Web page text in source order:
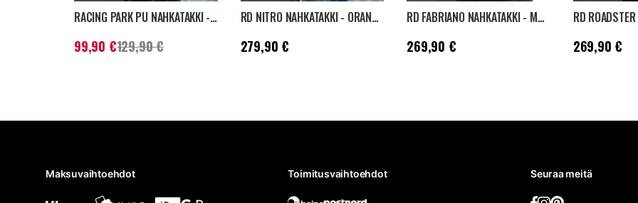
RACING PARK PU NAHKATAKKI - TUMMANHARMAA
Nykyinen hinta:99,90 €
hinta
129,90 €
99,90 €129,90 €
RD NITRO NAHKATAKKI - ORANSSI
Hinta :279,90 €
279,90 €
RD FABRIANO NAHKATAKKI - MUSTA/RUSKEA
Hinta :269,90 €
269,90 €
Hinta :269,90 €
269,90 €
Maksuvaihtoehdot Toimitusvaihtoehdot Seuraa meitä